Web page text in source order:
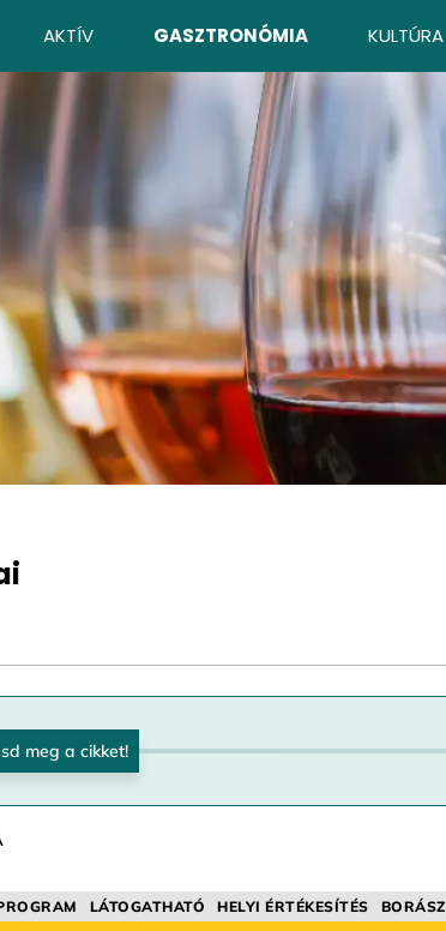
AKTÍV GASZTRONÓMIA KULTÚRA
LÁTOGATHATÓ HELYI ÉRTÉKESÍTÉS